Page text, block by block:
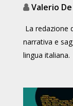
Valerio
La redazione
narrativa e
lingua italiana.